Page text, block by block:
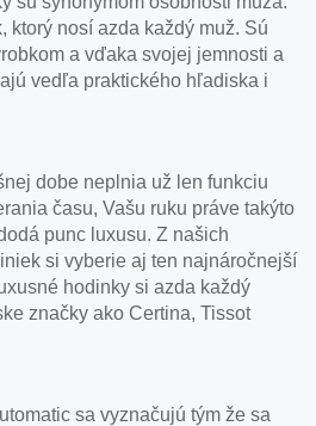
ktorý nosí azda každý muž. Sú
a vďaka svojej jemnosti a
vedľa praktického hľadiska i
dobe neplnia už len funkciu
času, Vašu ruku práve takýto
punc luxusu. Z našich
si vyberie aj ten najnáročnejší
hodinky si azda každý
značky ako Certina, Tissot
sa vyznačujú tým že sa